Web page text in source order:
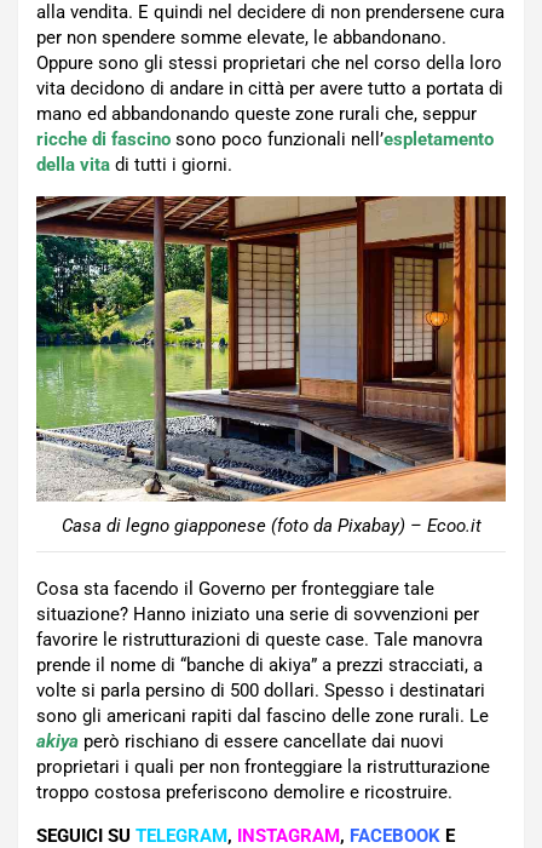
alla vendita. E quindi nel decidere di non prendersene cura
per non spendere somme elevate, le abbandonano.
Oppure sono gli stessi proprietari che nel corso della loro
vita decidono di andare in città per avere tutto a portata di
mano ed abbandonando queste zone rurali che, seppur
ricche di fascino sono poco funzionali nell’espletamento
della vita di tutti i giorni.
Casa di legno giapponese (foto da Pixabay) – Ecoo.it
Cosa sta facendo il Governo per fronteggiare tale
situazione? Hanno iniziato una serie di sovvenzioni per
favorire le ristrutturazioni di queste case. Tale manovra
prende il nome di “banche di akiya” a prezzi stracciati, a
volte si parla persino di 500 dollari. Spesso i destinatari
sono gli americani rapiti dal fascino delle zone rurali. Le
akiya però rischiano di essere cancellate dai nuovi
proprietari i quali per non fronteggiare la ristrutturazione
troppo costosa preferiscono demolire e ricostruire.
SEGUICI SU TELEGRAM, INSTAGRAM, FACEBOOK E